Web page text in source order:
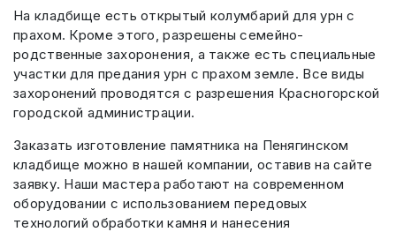
На кладбище есть открытый колумбарий для урн с
прахом. Кроме этого, разрешены семейно-
родственные захоронения, а также есть специальные
участки для предания урн с прахом земле. Все виды
захоронений проводятся с разрешения Красногорской
городской администрации.
Заказать изготовление памятника на Пенягинском
кладбище можно в нашей компании, оставив на сайте
заявку. Наши мастера работают на современном
оборудовании с использованием передовых
технологий обработки камня и нанесения